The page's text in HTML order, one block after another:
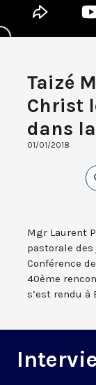
Taizé
Christ
dans
01/01/2018
Mgr Laurent
pastorale
Conférence
40ème
s’est rendu à